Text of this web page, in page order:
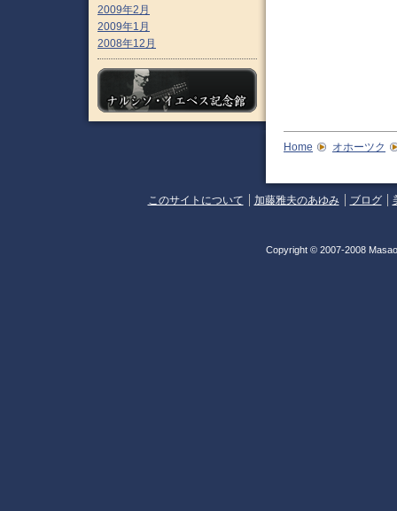
2009年2月
2009年1月
2008年12月
Home オホーツク
このサイトについて 加藤雅夫のあゆみ ブログ
Copyright © 2007-2008